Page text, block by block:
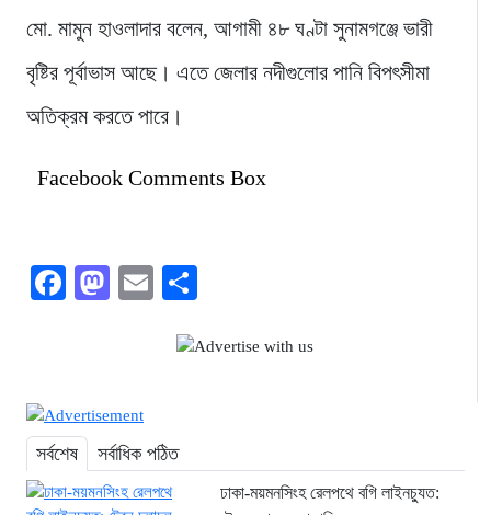
মো. মামুন হাওলাদার বলেন, আগামী ৪৮ ঘণ্টা সুনামগঞ্জে ভারী
বৃষ্টির পূর্বাভাস আছে। এতে জেলার নদীগুলোর পানি বিপৎসীমা
অতিক্রম করতে পারে।
Facebook Comments Box
Facebook
Mastodon
Email
সর্বশেষ সর্বাধিক পঠিত
ঢাকা-ময়মনসিংহ রেলপথে বগি লাইনচ্যুত: